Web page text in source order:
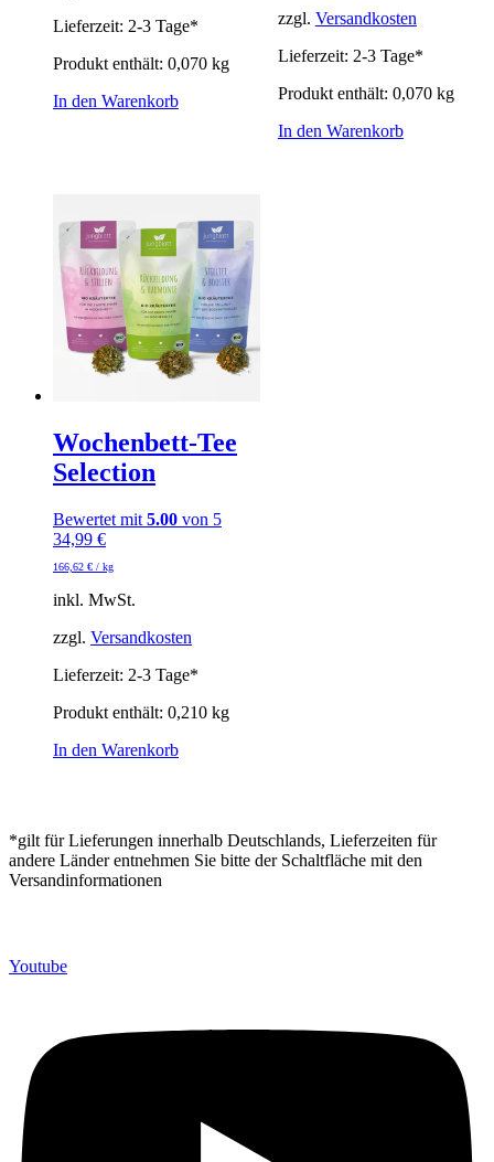
Lieferzeit: 2-3 Tage*
Produkt enthält: 0,070 kg
In den Warenkorb
zzgl. Versandkosten
Lieferzeit: 2-3 Tage*
Produkt enthält: 0,070 kg
In den Warenkorb
Wochenbett-Tee
Selection
Bewertet mit 5.00 von 5
34,99 €
166,62 € / kg
inkl. MwSt.
zzgl. Versandkosten
Lieferzeit: 2-3 Tage*
Produkt enthält: 0,210 kg
In den Warenkorb
*gilt für Lieferungen innerhalb Deutschlands, Lieferzeiten für
andere Länder entnehmen Sie bitte der Schaltfläche mit den
Versandinformationen
Youtube